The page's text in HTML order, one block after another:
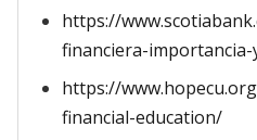
https://
financiera-importancia-
https://
financial-education/